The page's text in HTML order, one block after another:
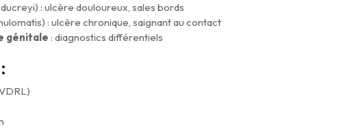
: ulcère douloureux, sales bords
: ulcère chronique, saignant au contact
génitale : diagnostics différentiels